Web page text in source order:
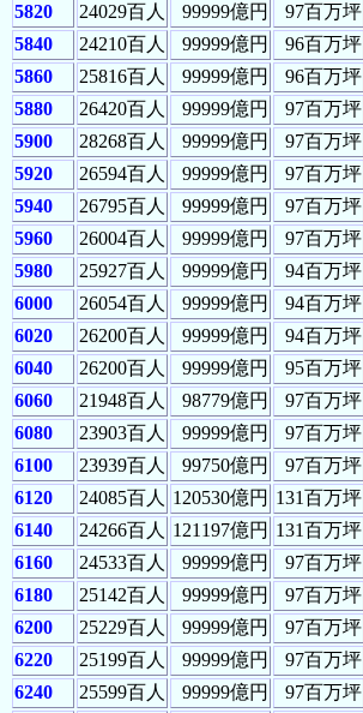
5820
24029百人 99999億円 97百万坪
5840
24210百人 99999億円 96百万坪
5860
25816百人 99999億円 96百万坪
5880
26420百人 99999億円 97百万坪
5900
28268百人 99999億円 97百万坪
5920
26594百人 99999億円 97百万坪
5940
26795百人 99999億円 97百万坪
5960
26004百人 99999億円 97百万坪
5980
25927百人 99999億円 94百万坪
6000
26054百人 99999億円 94百万坪
6020
26200百人 99999億円 94百万坪
6040
26200百人 99999億円 95百万坪
6060
21948百人 98779億円 97百万坪
6080
23903百人 99999億円 97百万坪
6100
23939百人 99750億円 97百万坪
6120
24085百人 120530億円 131百万坪
6140
24266百人 121197億円 131百万坪
6160
24533百人 99999億円 97百万坪
6180
25142百人 99999億円 97百万坪
6200
25229百人 99999億円 97百万坪
6220
25199百人 99999億円 97百万坪
6240
25599百人 99999億円 97百万坪